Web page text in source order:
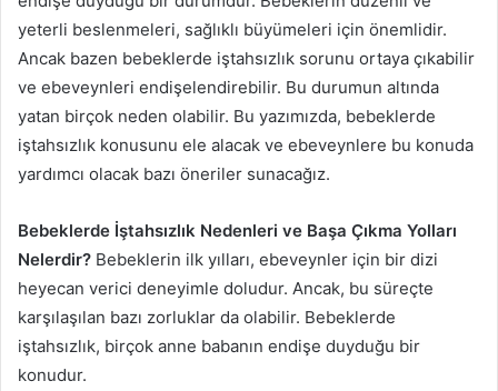
yeterli beslenmeleri, sağlıklı büyümeleri için önemlidir.
Ancak bazen bebeklerde iştahsızlık sorunu ortaya çıkabilir
ve ebeveynleri endişelendirebilir. Bu durumun altında
yatan birçok neden olabilir. Bu yazımızda, bebeklerde
iştahsızlık konusunu ele alacak ve ebeveynlere bu konuda
yardımcı olacak bazı öneriler sunacağız.
Bebeklerde İştahsızlık Nedenleri ve Başa Çıkma Yolları
Nelerdir? Bebeklerin ilk yılları, ebeveynler için bir dizi
heyecan verici deneyimle doludur. Ancak, bu süreçte
karşılaşılan bazı zorluklar da olabilir. Bebeklerde
iştahsızlık, birçok anne babanın endişe duyduğu bir
konudur.